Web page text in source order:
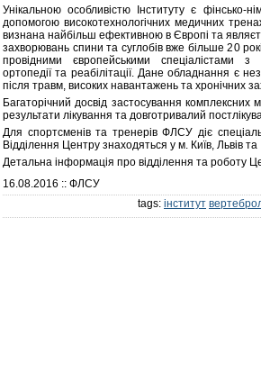
Унікальною особливістю Інституту є фінсько-
допомогою високотехнологічних медичних
визнана найбільш ефективною в Європі та
захворювань спини та суглобів вже більше 20
провідними європейськими спеціалістами з
ортопедії та реабілітації. Дане обладнання є
після травм, високих навантажень та хронічних
Багаторічний досвід застосування комплексних
результати лікування та довготривалий
Для спортсменів та тренерів ФЛСУ діє
Відділення Центру знаходяться у м. Київ, Львів та
Детальна інформація про відділення та роботу
16.08.2016 :: ФЛСУ
tags: інститут